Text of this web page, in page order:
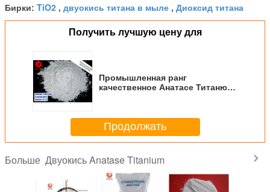
Бирки: TiO2 , двуокись титана в мыле , Диоксид титана
Получить лучшую цену для
Промышленная ранг
качественное Анатасе Титанюм
Продолжать
Больше Двуокись Anatase Titanium